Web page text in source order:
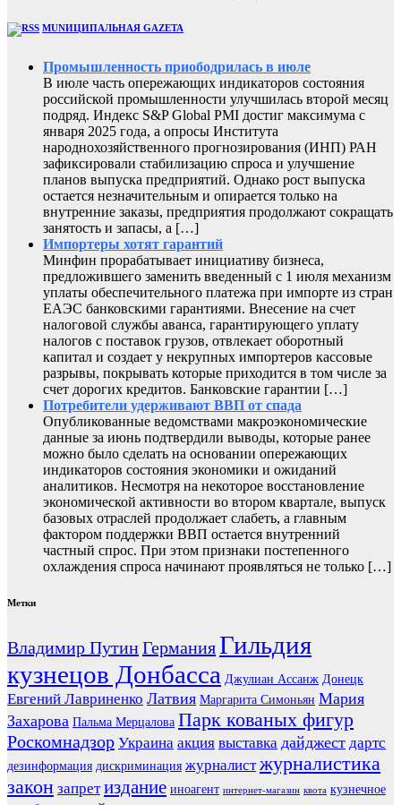
MUNИЦИПАЛЬНАЯ GAZЕТА
Промышленность приободрилась в июле
В июле часть опережающих индикаторов состояния
российской промышленности улучшилась второй месяц
подряд. Индекс S&P Global PMI достиг максимума с
января 2025 года, а опросы Института
народнохозяйственного прогнозирования (ИНП) РАН
зафиксировали стабилизацию спроса и улучшение
планов выпуска предприятий. Однако рост выпуска
остается незначительным и опирается только на
внутренние заказы, предприятия продолжают сокращать
занятость и запасы, а […]
Импортеры хотят гарантий
Минфин прорабатывает инициативу бизнеса,
предложившего заменить введенный с 1 июля механизм
уплаты обеспечительного платежа при импорте из стран
ЕАЭС банковскими гарантиями. Внесение на счет
налоговой службы аванса, гарантирующего уплату
налогов с поставок грузов, отвлекает оборотный
капитал и создает у некрупных импортеров кассовые
разрывы, покрывать которые приходится в том числе за
счет дорогих кредитов. Банковские гарантии […]
Потребители удерживают ВВП от спада
Опубликованные ведомствами макроэкономические
данные за июнь подтвердили выводы, которые ранее
можно было сделать на основании опережающих
индикаторов состояния экономики и ожиданий
аналитиков. Несмотря на некоторое восстановление
экономической активности во втором квартале, выпуск
базовых отраслей продолжает слабеть, а главным
фактором поддержки ВВП остается внутренний
частный спрос. При этом признаки постепенного
охлаждения спроса начинают проявляться не только […]
Метки
Владимир ПутинГерманияГильдия
кузнецов Донбасса Джулиан Ассанж Донецк
Евгений Лавриненко Латвия Маргарита Симоньян Мария
Захарова Пальма Мерцалова Парк кованых фигур
Роскомнадзор Украина акция выставка дайджест дартс
дезинформация дискриминация журналист журналистика
закон запрет издание иноагент интернет-магазин квота кузнечное